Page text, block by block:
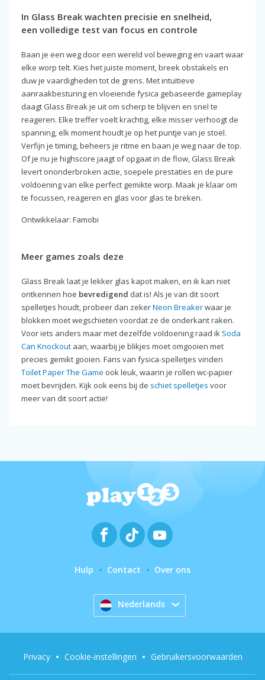
In Glass Break wachten precisie en snelheid,
een volledige test van focus en controle
Baan je een weg door een wereld vol beweging en vaart waar
elke worp telt. Kies het juiste moment, breek obstakels en
duw je vaardigheden tot de grens. Met intuïtieve
aanraakbesturing en vloeiende fysica gebaseerde gameplay
daagt Glass Break je uit om scherp te blijven en snel te
reageren. Elke treffer voelt krachtig, elke misser verhoogt de
spanning, elk moment houdt je op het puntje van je stoel.
Verfijn je timing, beheers je ritme en baan je weg naar de top.
Of je nu je highscore jaagt of opgaat in de flow, Glass Break
levert ononderbroken actie, soepele prestaties en de pure
voldoening van elke perfect gemikte worp. Maak je klaar om
te focussen, reageren en glas voor glas te breken.
Ontwikkelaar: Famobi
Meer games zoals deze
Glass Break laat je lekker glas kapot maken, en ik kan niet
ontkennen hoe bevredigend dat is! Als je van dit soort
spelletjes houdt, probeer dan zekerNeon Breakerwaar je
blokken moet wegschieten voordat ze de onderkant raken.
Voor iets anders maar met dezelfde voldoening raad ik Soda
Can Knockout aan, waarbij je blikjes moet omgooien met
precies gemikt gooien. Fans van fysica-spelletjes vinden
Toilet Paper The Game ook leuk, waarin je rollen wc-papier
moet bevrijden. Kijk ook eens bij de schiet spelletjes voor
meer van dit soort actie!
Hulp Contact Over ons
Nederlands
Privacy Cookie-instellingen Gebruikersvoorwaarden